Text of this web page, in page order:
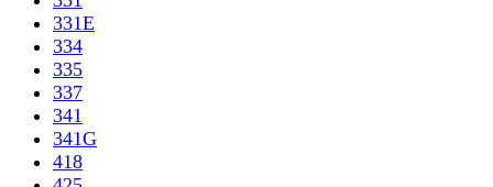
331E
334
335
337
341
341G
418